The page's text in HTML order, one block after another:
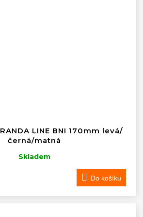
LINE BNI 170mm levá/
černá/matná
Skladem
Do košíku